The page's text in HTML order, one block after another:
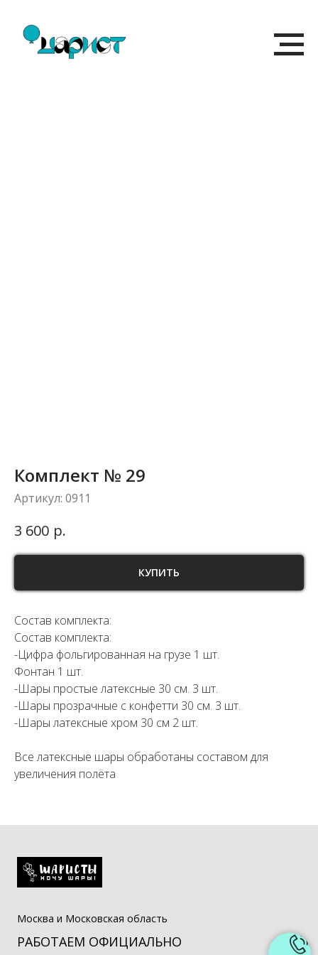
Комплект № 29
Артикул: 0911
3 600 р.
КУПИТЬ
Состав комплекта:
Состав комплекта:
-Цифра фольгированная на грузе 1 шт.
Фонтан 1 шт.
-Шары простые латексные 30 см. 3 шт.
-Шары прозрачные с конфетти 30 см. 3 шт.
-Шары латексные хром 30 см 2 шт.
Все латексные шары обработаны составом для
увеличения полёта
Москва и Московская область
РАБОТАЕМ ОФИЦИАЛЬНО